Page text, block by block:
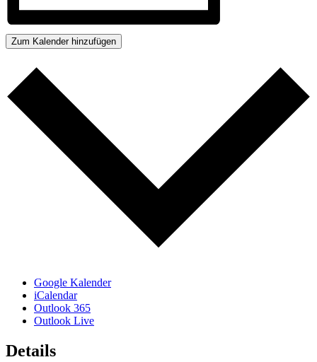
Zum Kalender hinzufügen
Google Kalender
iCalendar
Outlook 365
Outlook Live
Details